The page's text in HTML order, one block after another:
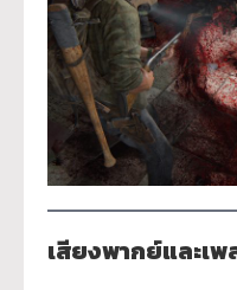
เสียงพากย์และเ